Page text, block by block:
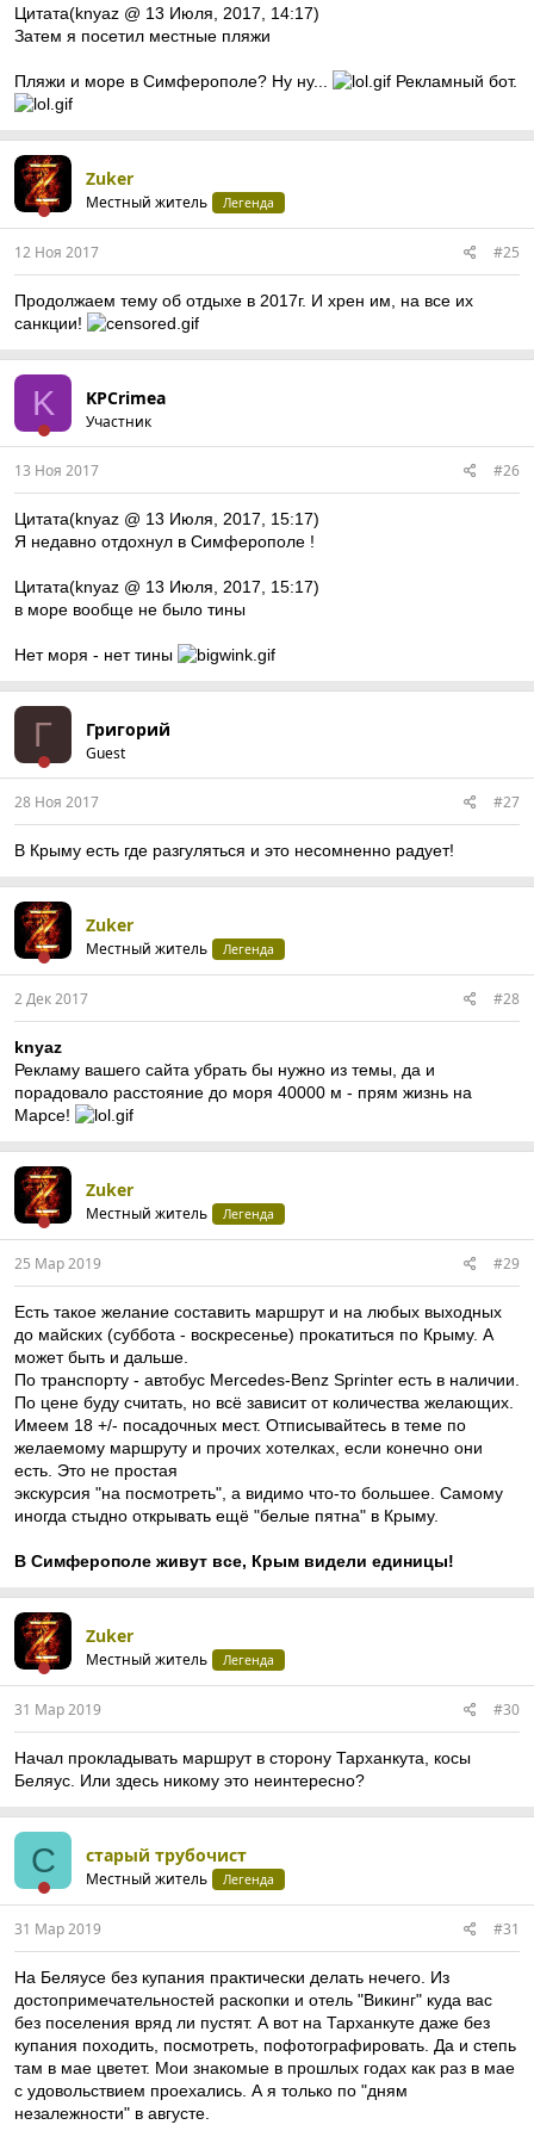
Цитата(knyaz @ 13 Июля, 2017, 14:17)
Затем я посетил местные пляжи
Пляжи и море в Симферополе? Ну ну... Рекламный бот.
Zuker
Местный житель Легенда
12 Ноя 2017 #25
Продолжаем тему об отдыхе в 2017г. И хрен им, на все их
санкции!
K KPCrimea
Участник
13 Ноя 2017 #26
Цитата(knyaz @ 13 Июля, 2017, 15:17)
Я недавно отдохнул в Симферополе !
Цитата(knyaz @ 13 Июля, 2017, 15:17)
в море вообще не было тины
Нет моря - нет тины
Г Григорий
Guest
28 Ноя 2017 #27
В Крыму есть где разгуляться и это несомненно радует!
Zuker
Местный житель Легенда
2 Дек 2017 #28
knyaz
Рекламу вашего сайта убрать бы нужно из темы, да и
порадовало расстояние до моря 40000 м - прям жизнь на
Марсе!
Zuker
Местный житель Легенда
25 Мар 2019 #29
Есть такое желание составить маршрут и на любых выходных
до майских (суббота - воскресенье) прокатиться по Крыму. А
может быть и дальше.
По транспорту - автобус Mercedes-Benz Sprinter есть в наличии.
По цене буду считать, но всё зависит от количества желающих.
Имеем 18 +/- посадочных мест. Отписывайтесь в теме по
желаемому маршруту и прочих хотелках, если конечно они
есть. Это не простая
экскурсия "на посмотреть", а видимо что-то большее. Самому
иногда стыдно открывать ещё "белые пятна" в Крыму.
В Симферополе живут все, Крым видели единицы!
Zuker
Местный житель Легенда
31 Мар 2019 #30
Начал прокладывать маршрут в сторону Тарханкута, косы
Беляус. Или здесь никому это неинтересно?
С старый трубочист
Местный житель Легенда
31 Мар 2019 #31
На Беляусе без купания практически делать нечего. Из
достопримечательностей раскопки и отель "Викинг" куда вас
без поселения вряд ли пустят. А вот на Тарханкуте даже без
купания походить, посмотреть, пофотографировать. Да и степь
там в мае цветет. Мои знакомые в прошлых годах как раз в мае
с удовольствием проехались. А я только по "дням
незалежности" в августе.